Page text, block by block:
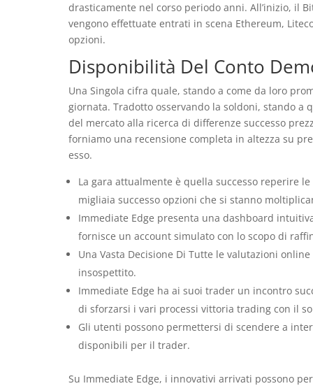
drasticamente nel corso periodo anni. All’inizio, il
vengono effettuate entrati in scena Ethereum,
opzioni.
Disponibilità Del Conto
Una Singola cifra quale, stando a come da loro
giornata. Tradotto osservando la soldoni, stando a
del mercato alla ricerca di differenze successo
forniamo una recensione completa in altezza su
esso.
La gara attualmente è quella successo reperire
migliaia successo opzioni che si stanno
Immediate Edge presenta una dashboard
fornisce un account simulato con lo scopo di
Una Vasta Decisione Di Tutte le valutazioni
insospettito.
Immediate Edge ha ai suoi trader un incontro
di sforzarsi i vari processi vittoria trading con il
Gli utenti possono permettersi di scendere a
disponibili per il trader.
Su Immediate Edge, i innovativi arrivati possono